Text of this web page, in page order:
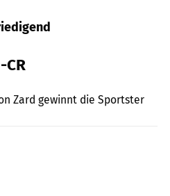
CR
Zard gewinnt die Sportster